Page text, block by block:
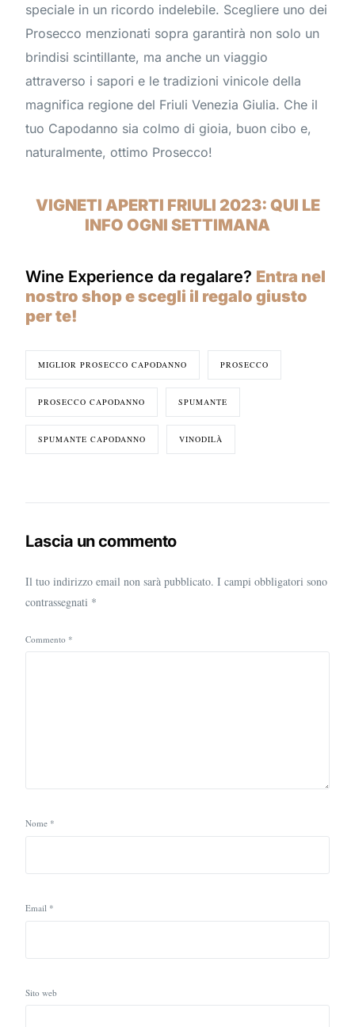
speciale in un ricordo indelebile. Scegliere uno dei
Prosecco menzionati sopra garantirà non solo un
brindisi scintillante, ma anche un viaggio
attraverso i sapori e le tradizioni vinicole della
magnifica regione del Friuli Venezia Giulia. Che il
tuo Capodanno sia colmo di gioia, buon cibo e,
naturalmente, ottimo Prosecco!
VIGNETI APERTI FRIULI 2023: QUI LE
INFO OGNI SETTIMANA
Wine Experience da regalare? Entra nel
nostro shop e scegli il regalo giusto
per te!
MIGLIOR PROSECCO CAPODANNO PROSECCO
PROSECCO CAPODANNO SPUMANTE
SPUMANTE CAPODANNO VINODILÀ
Lascia un commento
Il tuo indirizzo email non sarà pubblicato. I campi obbligatori sono
contrassegnati *
Commento *
Nome *
Email *
Sito web